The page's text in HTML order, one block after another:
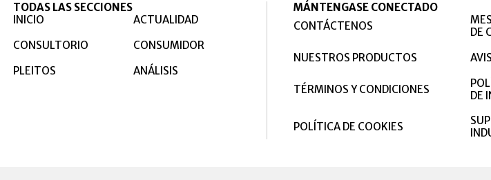
TODAS LAS SECCIONES
INICIO
ACTUALIDAD
CONSULTORIO
CONSUMIDOR
PLEITOS
ANÁLISIS
MÁNTENGASE CONECTADO
CONTÁCTENOS
DE
NUESTROS PRODUCTOS
TÉRMINOS Y CONDICIONES
DE
POLÍTICA DE COOKIES